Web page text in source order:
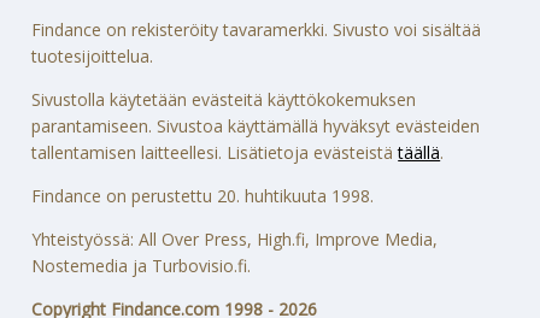
Findance on rekisteröity tavaramerkki. Sivusto voi sisältää
tuotesijoittelua.
Sivustolla käytetään evästeitä käyttökokemuksen
parantamiseen. Sivustoa käyttämällä hyväksyt evästeiden
tallentamisen laitteellesi. Lisätietoja evästeistätäällä.
Findance on perustettu 20. huhtikuuta 1998.
Yhteistyössä: All Over Press, High.fi, Improve Media,
Nostemedia ja Turbovisio.fi.
Copyright Findance.com 1998 - 2026